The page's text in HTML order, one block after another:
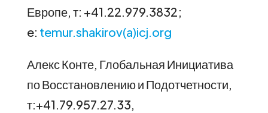
Европе, т: +41.22.979.3832;
e: temur.shakirov(a)icj.org
Алекс Конте, Глобальная Инициатива
по Восстановлению и Подотчетности,
т:+41.79.957.27.33,